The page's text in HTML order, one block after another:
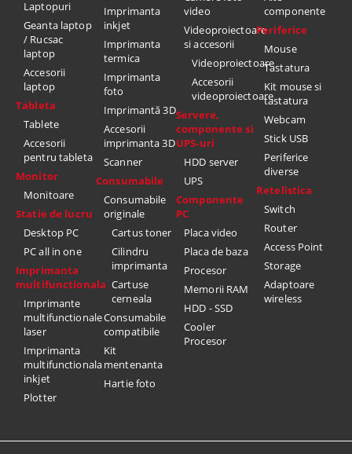
Laptopuri
Geanta laptop
/ Rucsac
laptop
Accesorii
laptop
Tableta
Tablete
Accesorii
pentru tableta
Monitor
Monitoare
Statie de lucru
Desktop PC
PC all in one
Imprimanta
multifunctionala
Imprimante
multifunctionale
laser
Imprimanta
multifunctionala
inkjet
Plotter
Imprimanta
inkjet
Imprimanta
termica
Imprimanta
foto
Imprimantă 3D
Accesorii
imprimanta 3D
Scanner
Consumabile
Consumabile
originale
Cartus toner
Cilindru
imprimanta
Cartuse
cerneala
Consumabile
compatibile
Kit
mentenanta
Hartie foto
video
Videoproiectoare
si accesorii
Videoproiectoare
Accesorii
videoproiectoare
Servere,
componente si
UPS-uri
HDD server
UPS
Componente
PC
Placa video
Placa de baza
Procesor
Memorii RAM
HDD - SSD
Cooler
Procesor
componente
Periferice
Mouse
Tastatura
Kit mouse si
tastatura
Webcam
Stick USB
Periferice
diverse
Retelistica
Switch
Router
Access Point
Storage
Adaptoare
wireless